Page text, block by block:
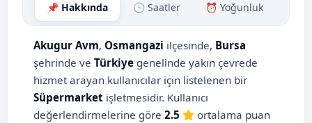
📌 Hakkında 🕒 Saatler ⏰ Yoğunluk
Akugur Avm, Osmangazi ilçesinde, Bursa
şehrinde ve Türkiye genelinde yakın çevrede
hizmet arayan kullanıcılar için listelenen bir
Süpermarket işletmesidir. Kullanıcı
değerlendirmelerine göre 2.5
ortalama puan